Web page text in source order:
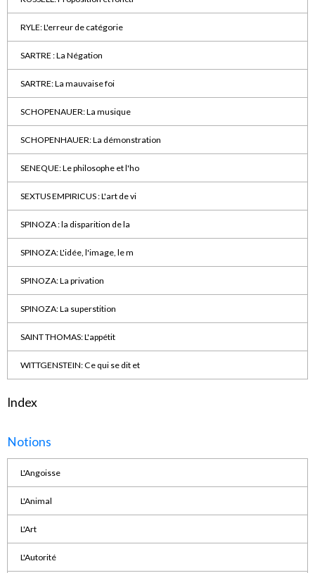
RYLE: L'erreur de catégorie
SARTRE : La Négation
SARTRE: La mauvaise foi
SCHOPENAUER: La musique
SCHOPENHAUER: La démonstration
SENEQUE: Le philosophe et l'ho
SEXTUS EMPIRICUS : L'art de vi
SPINOZA : la disparition de la
SPINOZA: L'idée, l'image, le m
SPINOZA: La privation
SPINOZA: La superstition
SAINT THOMAS: L'appétit
WITTGENSTEIN: Ce qui se dit et
Index
Notions
L'Angoisse
L'Animal
L'Art
L'Autorité